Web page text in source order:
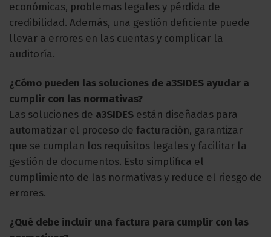
económicas, problemas legales y pérdida de
credibilidad. Además, una gestión deficiente puede
llevar a errores en las cuentas y complicar la
auditoría.
¿Cómo pueden las soluciones de a3SIDES ayudar a
cumplir con las normativas?
Las soluciones de a3SIDES están diseñadas para
automatizar el proceso de facturación, garantizar
que se cumplan los requisitos legales y facilitar la
gestión de documentos. Esto simplifica el
cumplimiento de las normativas y reduce el riesgo de
errores.
¿Qué debe incluir una factura para cumplir con las